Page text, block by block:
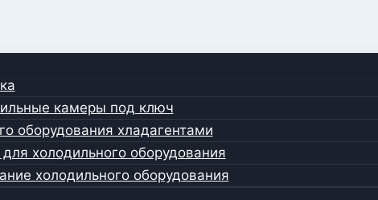
камеры под ключ
оборудования хладагентами
холодильного оборудования
холодильного оборудования